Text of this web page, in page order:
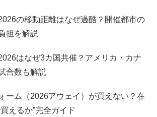
の移動距離はなぜ過酷？開催都市の
担を解説
はなぜ3カ国共催？アメリカ・カナ
合数も解説
ーム（2026アウェイ）が買えない？在
えるか”完全ガイド